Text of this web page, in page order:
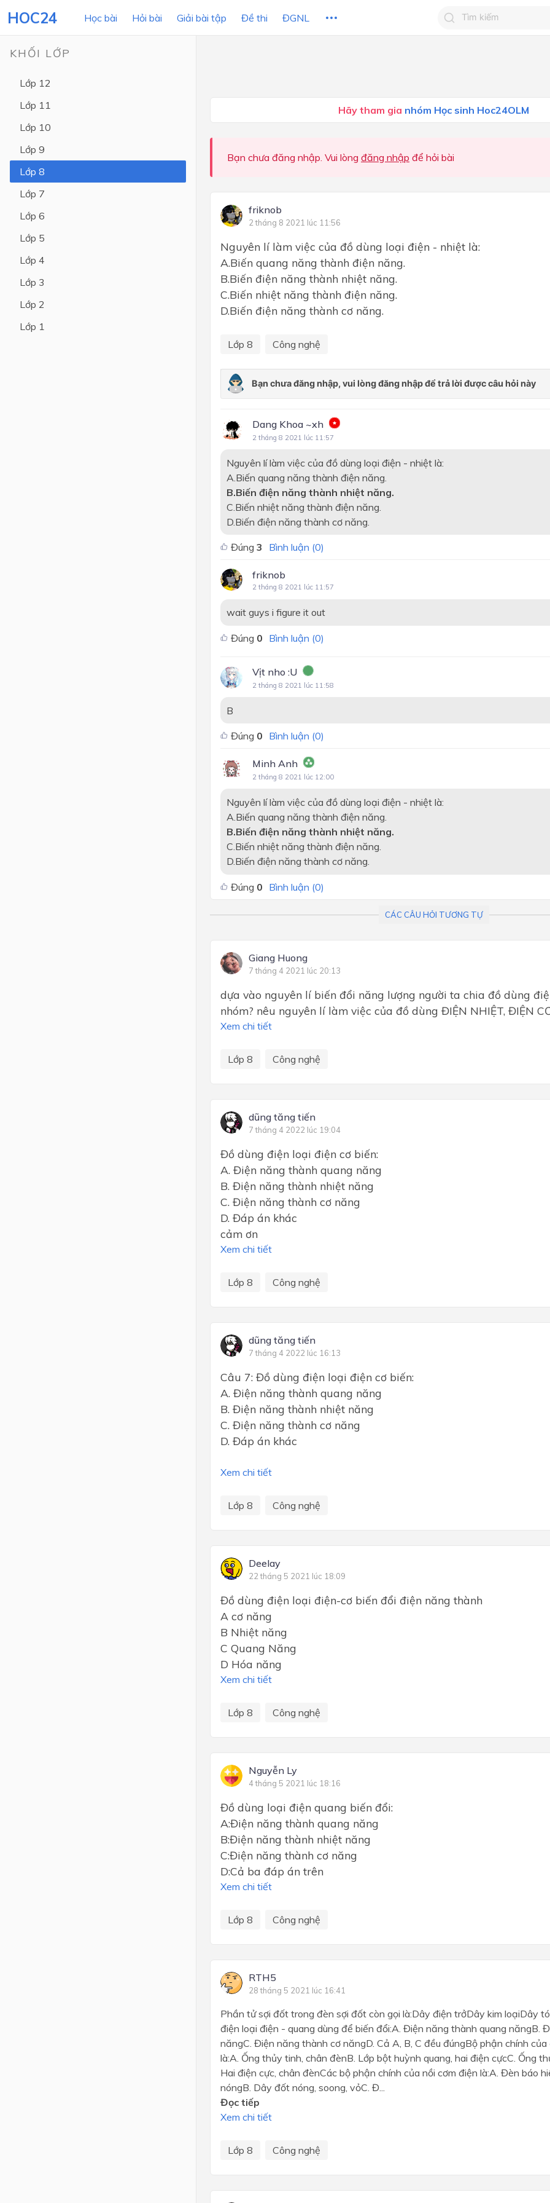
HOC24 Học bài Hỏi bài Giải bài tập Đề thi ĐGNL
Lớp 10
Lớp 9
KHỐI LỚP
Lớp 12
Lớp 11
Lớp 10
Lớp 9
Lớp 8
Lớp 7
Lớp 6
Lớp 5
Lớp 4
Lớp 3
Lớp 2
Lớp 1
Hãy tham gia nhóm Học sinh Hoc24OLM
Bạn chưa đăng nhập. Vui lòng đăng nhập để hỏi bài
friknob
2 tháng 8 2021 lúc 11:56
Nguyên lí làm việc của đồ dùng loại điện - nhiệt là:
A.Biến quang năng thành điện năng.
B.Biến điện năng thành nhiệt năng.
C.Biến nhiệt năng thành điện năng.
D.Biến điện năng thành cơ năng.
Lớp 8 Công nghệ
Dang Khoa ~xh
2 tháng 8 2021 lúc 11:57
Nguyên lí làm việc của đồ dùng loại điện - nhiệt là:
A.Biến quang năng thành điện năng.
B.Biến điện năng thành nhiệt năng.
C.Biến nhiệt năng thành điện năng.
D.Biến điện năng thành cơ năng.
Đúng 3 Bình luận (0)
friknob
2 tháng 8 2021 lúc 11:57
wait guys i figure it out
Đúng 0 Bình luận (0)
Vịt nho :U
2 tháng 8 2021 lúc 11:58
B
Đúng 0 Bình luận (0)
Minh Anh
2 tháng 8 2021 lúc 12:00
Nguyên lí làm việc của đồ dùng loại điện - nhiệt là:
A.Biến quang năng thành điện năng.
B.Biến điện năng thành nhiệt năng.
C.Biến nhiệt năng thành điện năng.
D.Biến điện năng thành cơ năng.
Đúng 0 Bình luận (0)
CÁC CÂU HỎI TƯƠNG TỰ
Giang Huong
7 tháng 4 2021 lúc 20:13
dựa vào nguyên lí biến đổi năng lượng người ta chia đồ dùng
nhóm? nêu nguyên lí làm việc của đồ dùng ĐIỆN NHIỆT, ĐIỆN
Xem chi tiết
Lớp 8 Công nghệ
dũng tăng tiến
7 tháng 4 2022 lúc 19:04
Đồ dùng điện loại điện cơ biến:
A. Điện năng thành quang năng
B. Điện năng thành nhiệt năng
C. Điện năng thành cơ năng
D. Đáp án khác
cảm ơn
Xem chi tiết
Lớp 8 Công nghệ
dũng tăng tiến
7 tháng 4 2022 lúc 16:13
Câu 7: Đồ dùng điện loại điện cơ biến:
A. Điện năng thành quang năng
B. Điện năng thành nhiệt năng
C. Điện năng thành cơ năng
D. Đáp án khác
Xem chi tiết
Lớp 8 Công nghệ
Deelay
22 tháng 5 2021 lúc 18:09
Đồ dùng điện loại điện-cơ biến đổi điện năng thành
A cơ năng
B Nhiệt năng
C Quang Năng
D Hóa năng
Xem chi tiết
Lớp 8 Công nghệ
Nguyễn Ly
4 tháng 5 2021 lúc 18:16
Đồ dùng loại điện quang biến đổi:
A:Điện năng thành quang năng
B:Điện năng thành nhiệt năng
C:Điện năng thành cơ năng
D:Cả ba đáp án trên
Xem chi tiết
Lớp 8 Công nghệ
RTH5
28 tháng 5 2021 lúc 16:41
Phần tử sợi đốt trong đèn sợi đốt còn gọi là:Dây điện trởDây kim loạiDây
điện loại điện - quang dùng để biến đổi:A. Điện năng thành quang năngB.
năngC. Điện năng thành cơ năngD. Cả A, B, C đều đúngBộ phận chính
là:A. Ống thủy tinh, chân đènB. Lớp bột huỳnh quang, hai điện cựcC. Ống
Hai điện cực, chân đènCác bộ phận chính của nồi cơm điện là:A. Đèn báo
nóngB. Dây đốt nóng, soong, vỏC. Đ...
Đọc tiếp
Xem chi tiết
Lớp 8 Công nghệ